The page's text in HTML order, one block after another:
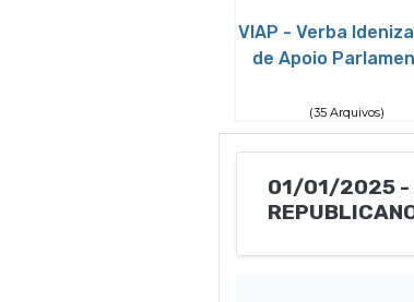
VIAP - Verba
de Apoio
(35 Arquivos)
01/01/2025 -